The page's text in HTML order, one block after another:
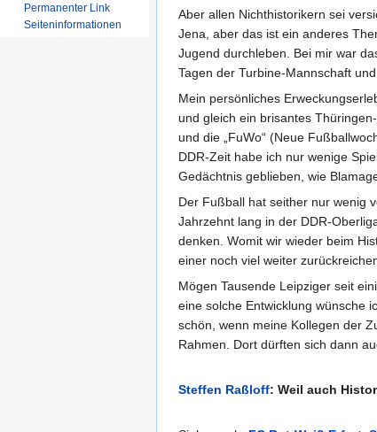
Aber allen Nichthistorikern sei
Jena, aber das ist ein anderes
Jugend durchleben. Bei mir war
Tagen der Turbine-Mannschaft
Mein persönliches
und gleich ein brisantes
und die „FuWo“ (Neue
DDR-Zeit habe ich nur wenige
Gedächtnis geblieben, wie
Der Fußball hat seither nur wenig
Jahrzehnt lang in der DDR-
denken. Womit wir wieder beim
einer noch viel weiter
Mögen Tausende Leipziger seit
eine solche Entwicklung wünsche
schön, wenn meine Kollegen der
Rahmen. Dort dürften sich dann
Steffen Raßloff: Weil auch
Permanenter Link
Seiten­informationen